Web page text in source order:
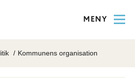
MENY
Kommunens organisation